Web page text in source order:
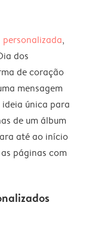
personalizada,
dos
de coração
mensagem
única para
de um álbum
até ao início
páginas com